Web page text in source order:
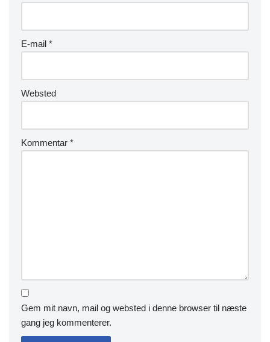
E-mail *
Websted
Kommentar *
Gem mit navn, mail og websted i denne browser til næste
gang jeg kommenterer.